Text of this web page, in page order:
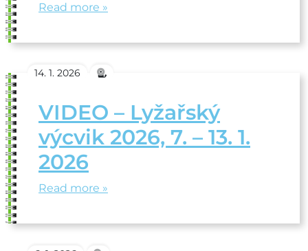
Read more »
14. 1. 2026
VIDEO – Lyžařský
výcvik 2026, 7. – 13. 1.
2026
Read more »